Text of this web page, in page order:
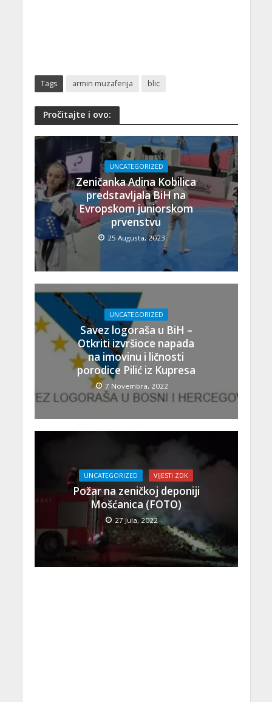
Tags armin muzaferija blic
Pročitajte i ovo:
UNCATEGORIZED
Zeničanka Adina Kobilica
predstavljala BiH na
Evropskom juniorskom
prvenstvu
25 Augusta, 2023
UNCATEGORIZED
Savez logoraša u BiH –
Otkriti izvršioce napada
na imovinu i ličnosti
porodice Pilić iz Kupresa
7 Novembra, 2022
UNCATEGORIZED VIJESTI ZDK
Požar na zeničkoj deponiji
Mošćanica (FOTO)
27 Jula, 2022